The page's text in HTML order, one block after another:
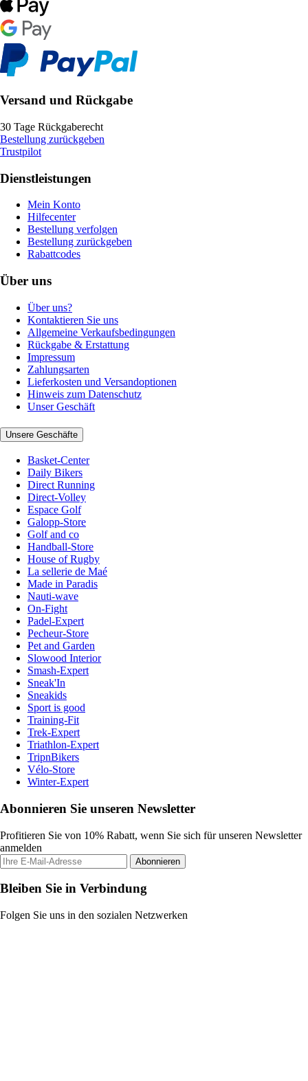
Versand und Rückgabe
30 Tage Rückgaberecht
Bestellung zurückgeben
Trustpilot
Dienstleistungen
Mein Konto
Hilfecenter
Bestellung verfolgen
Bestellung zurückgeben
Rabattcodes
Über uns
Über uns?
Kontaktieren Sie uns
Allgemeine Verkaufsbedingungen
Rückgabe & Erstattung
Impressum
Zahlungsarten
Lieferkosten und Versandoptionen
Hinweis zum Datenschutz
Unser Geschäft
Unsere Geschäfte
Basket-Center
Daily Bikers
Direct Running
Direct-Volley
Espace Golf
Galopp-Store
Golf and co
Handball-Store
House of Rugby
La sellerie de Maé
Made in Paradis
Nauti-wave
On-Fight
Padel-Expert
Pecheur-Store
Pet and Garden
Slowood Interior
Smash-Expert
Sneak'In
Sneakids
Sport is good
Training-Fit
Trek-Expert
Triathlon-Expert
TripnBikers
Vélo-Store
Winter-Expert
Abonnieren Sie unseren Newsletter
Profitieren Sie von 10% Rabatt, wenn Sie sich für unseren Newsletter
anmelden
Abonnieren
Bleiben Sie in Verbindung
Folgen Sie uns in den sozialen Netzwerken